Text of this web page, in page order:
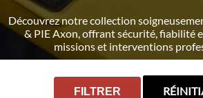
Découvrez notre collection
& PIE Axon, offrant sécurité, fiabilité
missions et interventions
FILTRER